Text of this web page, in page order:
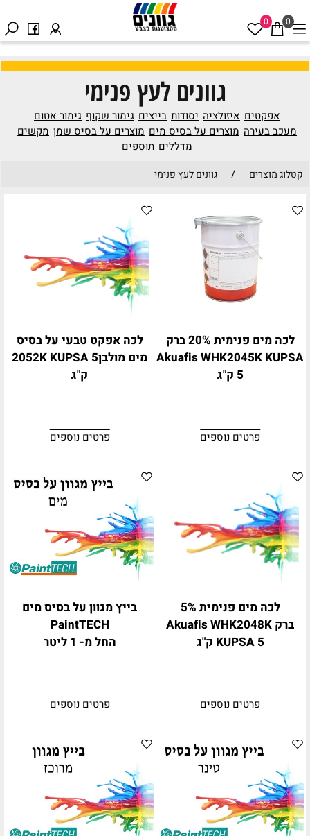
0
0
גוונים לעץ פנימי
אפקטים איזולציה יסודות בייצים גימור שקוף גימור אטום
מעכב בעירה מוצרים על בסיס מים מוצרים על בסיס שמן מקשים
מדללים תוספים
קטלוג מוצרים / גוונים לעץ פנימי
לכה מים פנימית 20% ברק
Akuafis WHK2045K KUPSA
5 ק"ג
פרטים נוספים
לכה אפקט טבעי על בסיס
מים מולבן2052K KUPSA 5
ק"ג
פרטים נוספים
לכה מים פנימית 5%
ברק Akuafis WHK2048K
KUPSA 5 ק"ג
פרטים נוספים
בייץ מגוון על בסיס מים
PaintTECH
החל מ- 1 ליטר
פרטים נוספים